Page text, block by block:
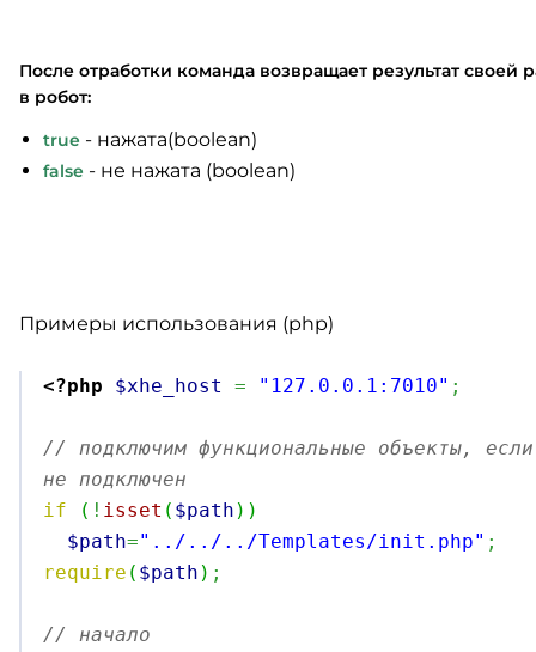
После отработки команда возвращает результат своей
в робот:
true - нажата(boolean)
false - не нажата (boolean)
Примеры использования (php)
<?php $xhe_host = "127.0.0.1:7010" ;
// подключим функциональные объекты,
не подключен
if
( ! isset ( $path ) )
$path="../../../Templates/init.php" ;
require ( $path ) ;
// начало